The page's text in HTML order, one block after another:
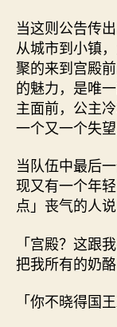
当这则公告传
从城市到小镇
聚的来到宫殿
的魅力，是唯
主面前，公主
一个又一个失望
当队伍中最后
现又有一个年
点」丧气的人
「宫殿？这跟
把我所有的奶
「你不晓得国